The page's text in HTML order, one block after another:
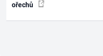
ořechů